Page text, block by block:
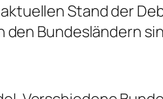
Stand der
den Bundesländern